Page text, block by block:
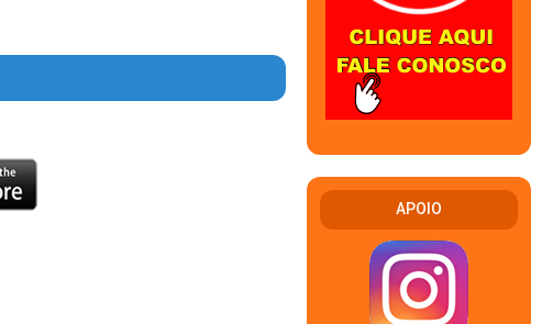
APOIO